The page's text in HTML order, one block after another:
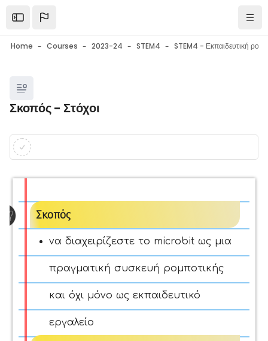
Open the sidebar
Home Courses 2023-24 STEM4
Blocks
Σκοπός - Στόχοι
Blocks
Completion requirements
Σκοπός
να διαχειρίζεστε το microbit ως μια
πραγματική συσκευή ρομποτικής
και όχι μόνο ως εκπαιδευτικό
εργαλείο